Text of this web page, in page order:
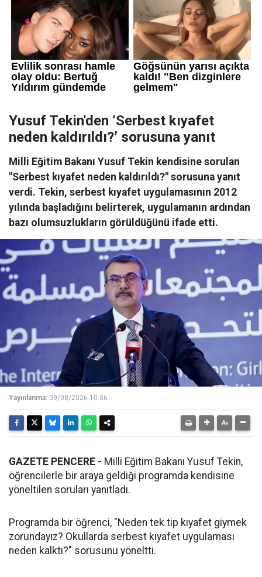
Yusuf Tekin'den ‘Serbest kıyafet
neden kaldırıldı?’ sorusuna yanıt
Milli Eğitim Bakanı Yusuf Tekin kendisine sorulan
"Serbest kıyafet neden kaldırıldı?" sorusuna yanıt
verdi. Tekin, serbest kıyafet uygulamasının 2012
yılında başladığını belirterek, uygulamanın ardından
bazı olumsuzlukların görüldüğünü ifade etti.
Yayınlanma: 09/08/2026 10:36
GAZETE PENCERE - Milli Eğitim Bakanı Yusuf Tekin,
öğrencilerle bir araya geldiği programda kendisine
yöneltilen soruları yanıtladı.
Programda bir öğrenci, "Neden tek tip kıyafet giymek
zorundayız? Okullarda serbest kıyafet uygulaması
neden kalktı?" sorusunu yöneltti.